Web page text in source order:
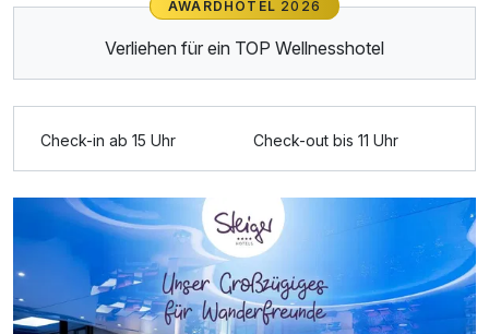
p.P. ab
2 Erwachsene und 1 Kind
AWARDHOTEL 2026
Verliehen für ein TOP Wellnesshotel
Check-in ab 15 Uhr Check-out bis 11 Uhr